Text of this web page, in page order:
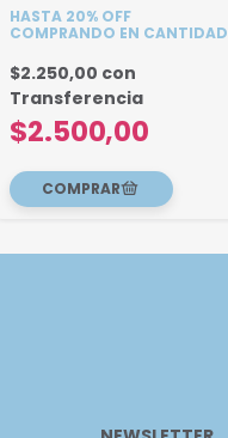
HASTA 20% OFF
COMPRANDO EN CANTIDAD
$2.500,00
$2.250,00 con
Transferencia